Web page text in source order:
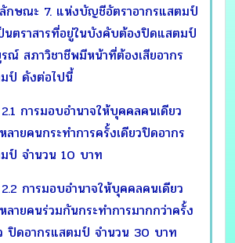
กษณะ 7. แห่งบัญชีอัตราอากรแสตมป์
นตราสารที่อยู่ในบังคับต้องปิดแสตมป์
ณ์ สภาวิชาชีพมีหน้าที่ต้องเสียอากร
ป์ ดังต่อไปนี้
การมอบอำนาจให้บุคคลคนเดียว
ลายคนกระทำการครั้งเดียวปิดอากร
ป์ จำนวน 10 บาท
การมอบอำนาจให้บุคคลคนเดียว
ลายคนร่วมกันกระทำการมากกว่าครั้ง
ปิดอากรแสตมป์ จำนวน 30 บาท